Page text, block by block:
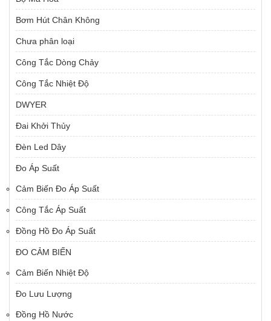
Bơm Hút Chân Không
Chưa phân loại
Công Tắc Dòng Chảy
Công Tắc Nhiệt Độ
DWYER
Đai Khởi Thủy
Đèn Led Dây
Đo Áp Suất
Cảm Biến Đo Áp Suất
Công Tắc Áp Suất
Đồng Hồ Đo Áp Suất
ĐO CẢM BIẾN
Cảm Biến Nhiệt Độ
Đo Lưu Lượng
Đồng Hồ Nước